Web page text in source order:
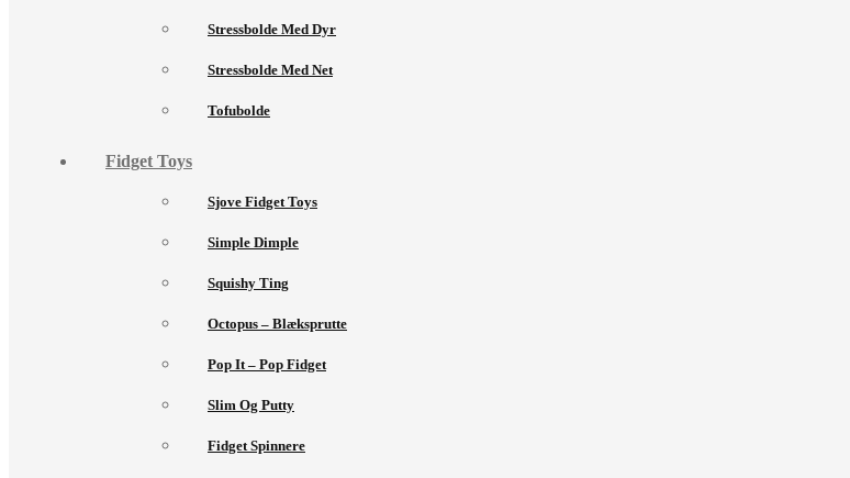
Stressbolde Med Dyr
Stressbolde Med Net
Tofubolde
Fidget Toys
Sjove Fidget Toys
Simple Dimple
Squishy Ting
Octopus – Blæksprutte
Pop It – Pop Fidget
Slim Og Putty
Fidget Spinnere